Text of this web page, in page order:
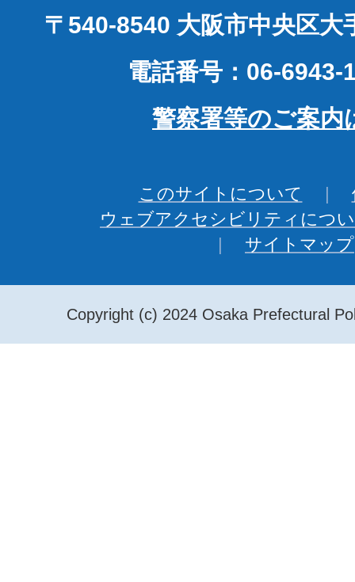
〒540-8540 大阪市中央区大
電話番号：06-6943-
警察署等のご案内
このサイトについて
ウェブアクセシビリティにつ
サイトマップ
Copyright (c) 2024 Osaka Prefectural